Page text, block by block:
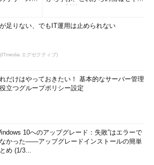
足りない、でもIT運用は止められない
エグゼクティブ)
だけはやっておきたい！ 基本的なサーバー管理
立つグループポリシー設定
10へのアップグレード：失敗”はエラーで
かった――アップグレードインストールの簡単
め (1/3...